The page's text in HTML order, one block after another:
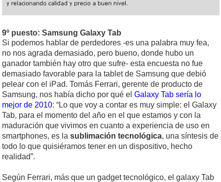
9º puesto: Samsung Galaxy Tab
Si podemos hablar de perdedores -es una palabra muy fea,
no nos agrada demasiado, pero bueno, donde hubo un
ganador también hay otro que sufre- esta encuesta no fue
demasiado favorable para la tablet de Samsung que debió
pelear con el iPad. Tomás Ferrari, gerente de producto de
Samsung, nos había dicho por qué el Galaxy Tab sería lo
mejor de 2010: “Lo que voy a contar es muy simple: el Galaxy
Tab, para el momento del año en el que estamos y con la
maduración que vivimos en cuanto a experiencia de uso en
smartphones, es la sublimación tecnológica, una síntesis de
todo lo que quisiéramos tener en un dispositivo, hecho
realidad”.
Según Ferrari, más que un gadget tecnológico, el galaxy Tab